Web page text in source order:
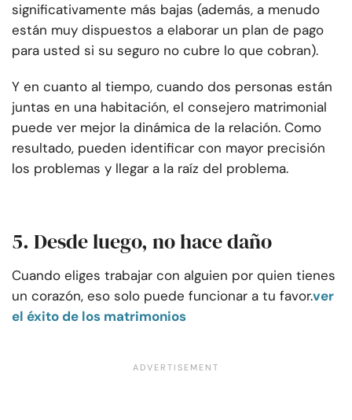
significativamente más bajas (además, a menudo
están muy dispuestos a elaborar un plan de pago
para usted si su seguro no cubre lo que cobran).
Y en cuanto al tiempo, cuando dos personas están
juntas en una habitación, el consejero matrimonial
puede ver mejor la dinámica de la relación. Como
resultado, pueden identificar con mayor precisión
los problemas y llegar a la raíz del problema.
5. Desde luego, no hace daño
Cuando eliges trabajar con alguien por quien tienes
un corazón, eso solo puede funcionar a tu favor.ver
el éxito de los matrimonios